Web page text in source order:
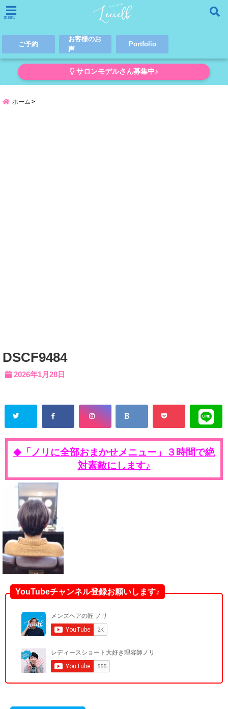
menu
ご予約
お客様のお
声
Portfolio
サロンモデルさん募集中♪
ホーム
DSCF9484
2026年1月28日
◆
「ノリに全部おまかせメニュー」３時間で絶
対素敵にします♪
YouTubeチャンネル登録お願いします♪